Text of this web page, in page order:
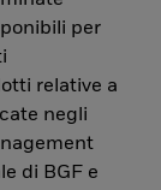
per
relative a
negli
di BGF e